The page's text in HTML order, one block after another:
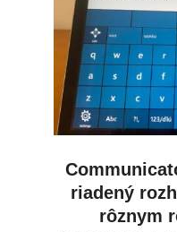
riadený
rôznym